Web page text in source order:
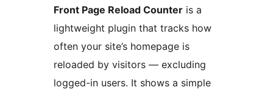
Front Page Reload Counter is a
lightweight plugin that tracks how
often your site’s homepage is
reloaded by visitors — excluding
logged-in users. It shows a simple